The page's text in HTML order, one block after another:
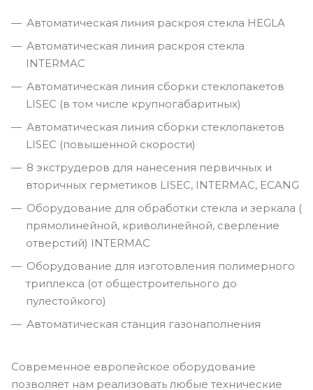
Автоматическая линия раскроя стекла HEGLA
Автоматическая линия раскроя стекла
INTERMAC
Автоматическая линия сборки стеклопакетов
LISEC (в том числе крупногабаритных)
Автоматическая линия сборки стеклопакетов
LISEC (повышенной скорости)
8 экструдеров для нанесения первичных и
вторичных герметиков LISEC, INTERMAC, ECANG
Оборудование для обработки стекла и зеркала (
прямолинейной, криволинейной, сверление
отверстий) INTERMAC
Оборудование для изготовления полимерного
триплекса (от общестроительного до
пулестойкого)
Автоматическая станция газонаполнения
Современное европейское оборудование
позволяет нам реализовать любые технические